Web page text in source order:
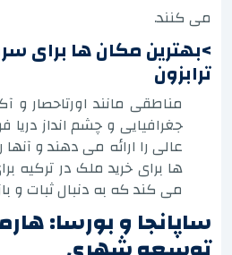
می کنند.
>بهترین مکان ها برای
ترابزون
مناطقی مانند اورتاحصار و
جغرافیایی و چشم انداز
عالی را ارائه می دهند و
ها برای خرید ملک در ترکیه
می کند که به دنبال ثبات و
ساپانجا و بورسا: